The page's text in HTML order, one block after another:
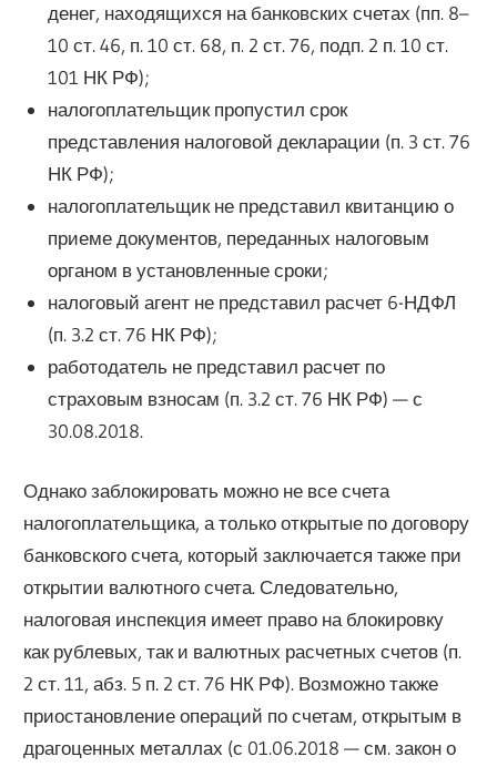
денег, находящихся на банковских счетах (пп. 8–
10 ст. 46, п. 10 ст. 68, п. 2 ст. 76, подп. 2 п. 10 ст.
101 НК РФ);
налогоплательщик пропустил срок
представления налоговой декларации (п. 3 ст. 76
НК РФ);
налогоплательщик не представил квитанцию о
приеме документов, переданных налоговым
органом в установленные сроки;
налоговый агент не представил расчет 6-НДФЛ
(п. 3.2 ст. 76 НК РФ);
работодатель не представил расчет по
страховым взносам (п. 3.2 ст. 76 НК РФ) — с
30.08.2018.
Однако заблокировать можно не все счета
налогоплательщика, а только открытые по договору
банковского счета, который заключается также при
открытии валютного счета. Следовательно,
налоговая инспекция имеет право на блокировку
как рублевых, так и валютных расчетных счетов (п.
2 ст. 11, абз. 5 п. 2 ст. 76 НК РФ). Возможно также
приостановление операций по счетам, открытым в
драгоценных металлах (с 01.06.2018 — см. закон о